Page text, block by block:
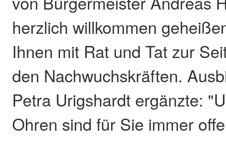
herzlich willkommen
Ihnen mit Rat und Tat zur
den Nachwuchskräften.
Petra Urigshardt ergänzte:
Ohren sind für Sie immer